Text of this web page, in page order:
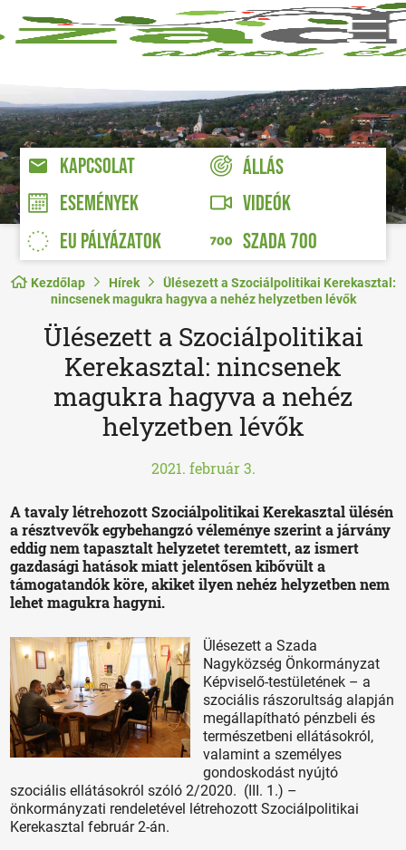
KAPCSOLAT
ÁLLÁS
ESEMÉNYEK
VIDEÓK
EU PÁLYÁZATOK
SZADA 700
Kezdőlap Hírek
Ülésezett a Szociálpolitikai Kerekasztal:
nincsenek magukra hagyva a nehéz helyzetben lévők
Ülésezett a Szociálpolitikai
Kerekasztal: nincsenek
magukra hagyva a nehéz
helyzetben lévők
2021. február 3.
A tavaly létrehozott Szociálpolitikai Kerekasztal ülésén
a résztvevők egybehangzó véleménye szerint a járvány
eddig nem tapasztalt helyzetet teremtett, az ismert
gazdasági hatások miatt jelentősen kibővült a
támogatandók köre, akiket ilyen nehéz helyzetben nem
lehet magukra hagyni.
Ülésezett a Szada
Nagyközség Önkormányzat
Képviselő-testületének – a
szociális rászorultság alapján
megállapítható pénzbeli és
természetbeni ellátásokról,
valamint a személyes
gondoskodást nyújtó
szociális ellátásokról szóló 2/2020. (III. 1.) –
önkormányzati rendeletével létrehozott Szociálpolitikai
Kerekasztal február 2-án.